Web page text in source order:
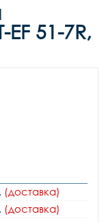
51-7R,
(доставка)
(доставка)